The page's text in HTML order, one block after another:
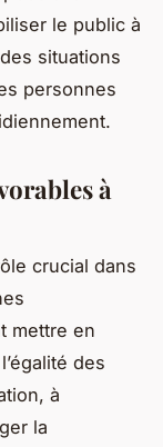
le public à
situations
personnes
à
crucial dans
mettre en
des
à
la